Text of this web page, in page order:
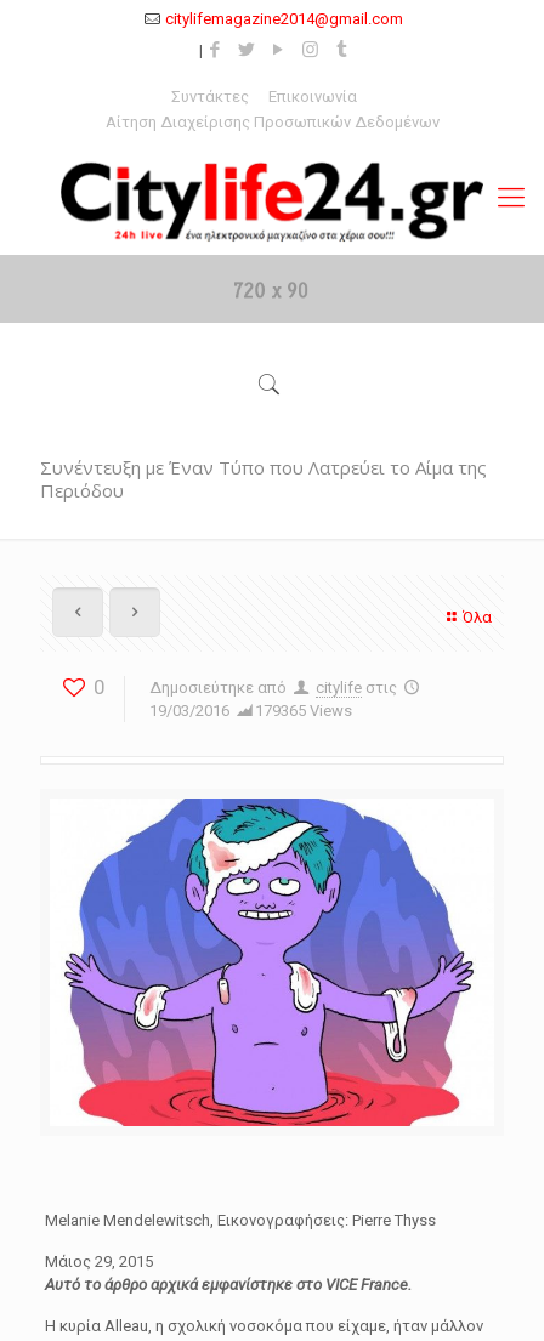
citylifemagazine2014@gmail.com
Συντάκτες
Επικοινωνία
Αίτηση Διαχείρισης Προσωπικών Δεδομένων
Συνέντευξη με Έναν Τύπο που Λατρεύει το Αίμα της
Περιόδου
Όλα
0 Δημοσιεύτηκε από citylife στις
19/03/2016
179365 Views
Melanie Mendelewitsch, Εικονογραφήσεις: Pierre Thyss
Μάιος 29, 2015
Αυτό το άρθρο αρχικά εμφανίστηκε στο VICE France.
Η κυρία Alleau, η σχολική νοσοκόμα που είχαμε, ήταν μάλλον